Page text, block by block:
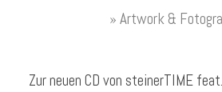
» Artwork &
Zur neuen CD von steinerTIME